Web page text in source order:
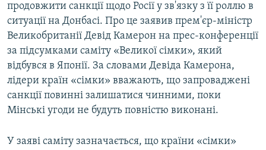
продовжити санкції щодо Росії у зв'язку з її роллю в
ситуації на Донбасі. Про це заявив прем'єр-міністр
Великобританії Девід Камерон на прес-конференції
за підсумками саміту «Великої сімки», який
відбувся в Японії. За словами Девіда Камерона,
лідери країн «сімки» вважають, що запроваджені
санкції повинні залишатися чинними, поки
Мінські угоди не будуть повністю виконані.
У заяві саміту зазначається, що країни «сімки»